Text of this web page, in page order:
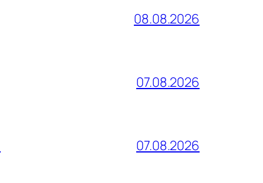
08.08.2026
07.08.2026
07.08.2026